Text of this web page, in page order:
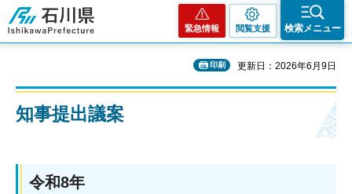
石川県
緊急情報 閲覧支援 検索メニュー
印刷 更新日：2026年6月9日
知事提出議案
令和8年